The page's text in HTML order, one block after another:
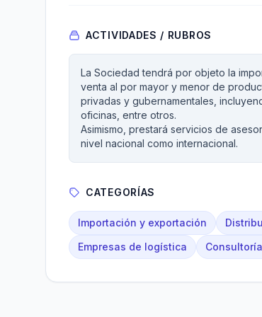
ACTIVIDADES / RUBROS
La Sociedad tendrá por objeto la
venta al por mayor y menor de
privadas y gubernamentales,
oficinas, entre otros.
Asimismo, prestará servicios de
nivel nacional como internacional.
CATEGORÍAS
Importación y exportación
Empresas de logística